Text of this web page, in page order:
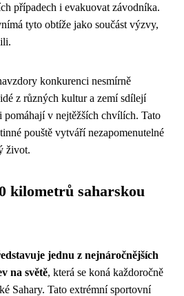
případech i evakuovat závodníka.
tyto obtíže jako součást výzvy,
konkurenci nesmírně
z různých kultur a zemí sdílejí
pomáhají v nejtěžších chvílích. Tato
pouště vytváří nezapomenutelné
život.
kilometrů saharskou
jednu z nejnáročnějších
na světě, která se koná každoročně
Sahary. Tato extrémní sportovní